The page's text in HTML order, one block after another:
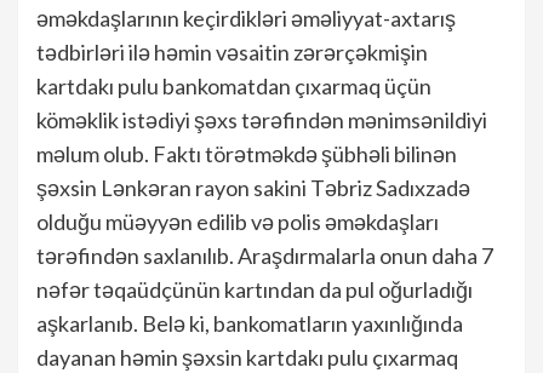
əməkdaşlarının keçirdikləri əməliyyat-axtarış
tədbirləri ilə həmin vəsaitin zərərçəkmişin
kartdakı pulu bankomatdan çıxarmaq üçün
köməklik istədiyi şəxs tərəfindən mənimsənildiyi
məlum olub. Faktı törətməkdə şübhəli bilinən
şəxsin Lənkəran rayon sakini Təbriz Sadıxzadə
olduğu müəyyən edilib və polis əməkdaşları
tərəfindən saxlanılıb. Araşdırmalarla onun daha 7
nəfər təqaüdçünün kartından da pul oğurladığı
aşkarlanıb. Belə ki, bankomatların yaxınlığında
dayanan həmin şəxsin kartdakı pulu çıxarmaq